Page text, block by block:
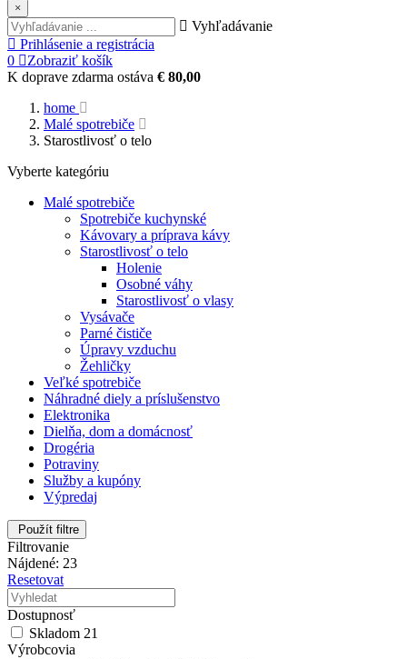
×
Vyhľadávanie
Prihlásenie a registrácia
0
Zobraziť košík
K doprave zdarma ostáva € 80,00
home
Malé spotrebiče
Starostlivosť o telo
Vyberte kategóriu
Malé spotrebiče
Spotrebiče kuchynské
Kávovary a príprava kávy
Starostlivosť o telo
Holenie
Osobné váhy
Starostlivosť o vlasy
Vysávače
Parné čističe
Úpravy vzduchu
Žehličky
Veľké spotrebiče
Náhradné diely a príslušenstvo
Elektronika
Dielňa, dom a domácnosť
Drogéria
Potraviny
Služby a kupóny
Výpredaj
Použít filtre
Filtrovanie
Nájdené: 23
Resetovat
Dostupnosť
Skladom 21
Výrobcovia